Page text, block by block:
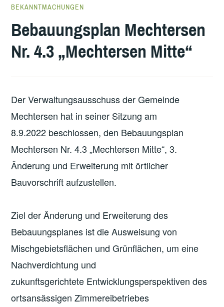
BEKANNTMACHUNGEN
Bebauungsplan Mechtersen
Nr. 4.3 „Mechtersen Mitte“
Der Verwaltungsausschuss der Gemeinde
Mechtersen hat in seiner Sitzung am
8.9.2022 beschlossen, den Bebauungsplan
Mechtersen Nr. 4.3 „Mechtersen Mitte“, 3.
Änderung und Erweiterung mit örtlicher
Bauvorschrift aufzustellen.
Ziel der Änderung und Erweiterung des
Bebauungsplanes ist die Ausweisung von
Mischgebietsflächen und Grünflächen, um eine
Nachverdichtung und
zukunftsgerichtete Entwicklungsperspektiven des
ortsansässigen Zimmereibetriebes